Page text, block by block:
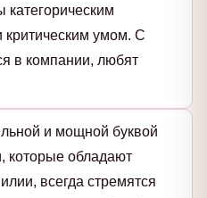
критическим умом. С
в компании, любят
и мощной буквой
которые обладают
всегда стремятся